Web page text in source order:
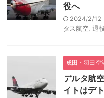
役へ
2024/2/12
タス航空 退
成田・羽田空
デルタ航
イトはデ